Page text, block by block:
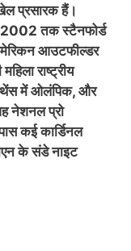
प्रसारक हैं।
2002 तक स्टैनफोर्ड
आउटफील्डर
राष्ट्रीय
में ओलंपिक, और
नेशनल प्रो
कई कार्डिनल
के संडे नाइट